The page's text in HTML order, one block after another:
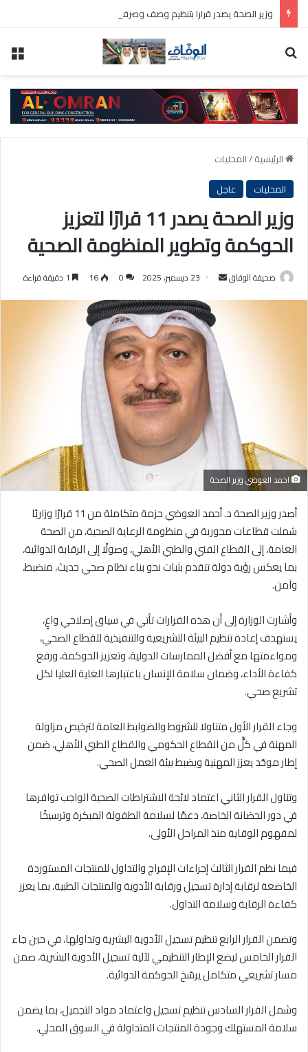
الرئيسية/المحليات
المحليات
عاجل
وزير الصحة يصدر 11 قرارًا لتعزيز
الحوكمة وتطوير المنظومة الصحية
صحيفة الوفاق
أرسل
إلكترونيا
23 ديسمبر، 2025 0
16
احمد العوضي وزير الصحة
أصدر وزير الصحة د. أحمد العوضي حزمة متكاملة من 11 قرارًا وزاريًا
شملت قطاعات محورية في منظومة الرعاية الصحية، من الصحة
العامة، إلى القطاع الفني والطبي الأهلي، وصولًا إلى الرقابة الدوائية،
بما يعكس رؤية دولة تتقدم بثبات نحو بناء نظام صحي حديث، منضبط،
وآمن.
وأشارت الوزارة إلى أن هذه القرارات تأتي في سياق إصلاحي واعٍ،
يستهدف إعادة تنظيم البيئة التشريعية والتنفيذية للقطاع الصحي،
ومواءمتها مع أفضل الممارسات الدولية، وتعزيز الحوكمة، ورفع
كفاءة الأداء، وضمان سلامة الإنسان باعتبارها الغاية العليا لكل
تشريع صحي.
وجاء القرار الأول متناولا للشروط والضوابط العامة لترخيص مزاولة
المهنة في كلٍّ من القطاع الحكومي والقطاع الطبي الأهلي، ضمن
إطار موحّد يعزز المهنية ويضبط بيئة العمل الصحي.
وتناول القرار الثاني اعتماد لائحة الاشتراطات الصحية الواجب توافرها
في دور الحضانة الخاصة، دعمًا لسلامة الطفولة المبكرة وترسيخًا
لمفهوم الوقاية منذ المراحل الأولى.
فيما نظم القرار الثالث إجراءات الإفراج والتداول للمنتجات المستوردة
الخاضعة لرقابة إدارة تسجيل ورقابة الأدوية والمنتجات الطبية، بما يعزز
كفاءة الرقابة وسلامة التداول.
وتضمن القرار الرابع تنظيم تسجيل الأدوية البشرية وتداولها، في حين جاء
القرار الخامس ليضع الإطار التنظيمي لآلية تسجيل الأدوية البشرية، ضمن
مسار تشريعي متكامل يرسّخ الحوكمة الدوائية.
وشمل القرار السادس تنظيم تسجيل واعتماد مواد التجميل، بما يضمن
سلامة المستهلك وجودة المنتجات المتداولة في السوق المحلي.